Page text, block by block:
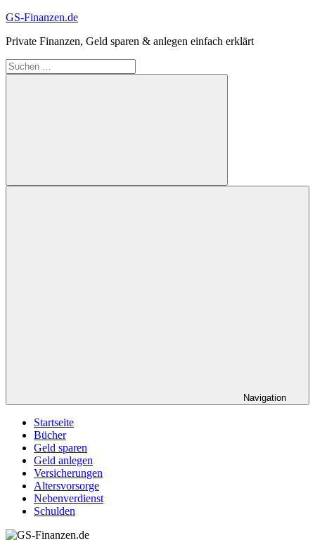
Zum
springen
GS-Finanzen.de
Private Finanzen, Geld sparen & anlegen einfach erklärt
Suchen
nach:
Suchen
Navigation
Startseite
Bücher
Geld sparen
Geld anlegen
Versicherungen
Altersvorsorge
Nebenverdienst
Schulden